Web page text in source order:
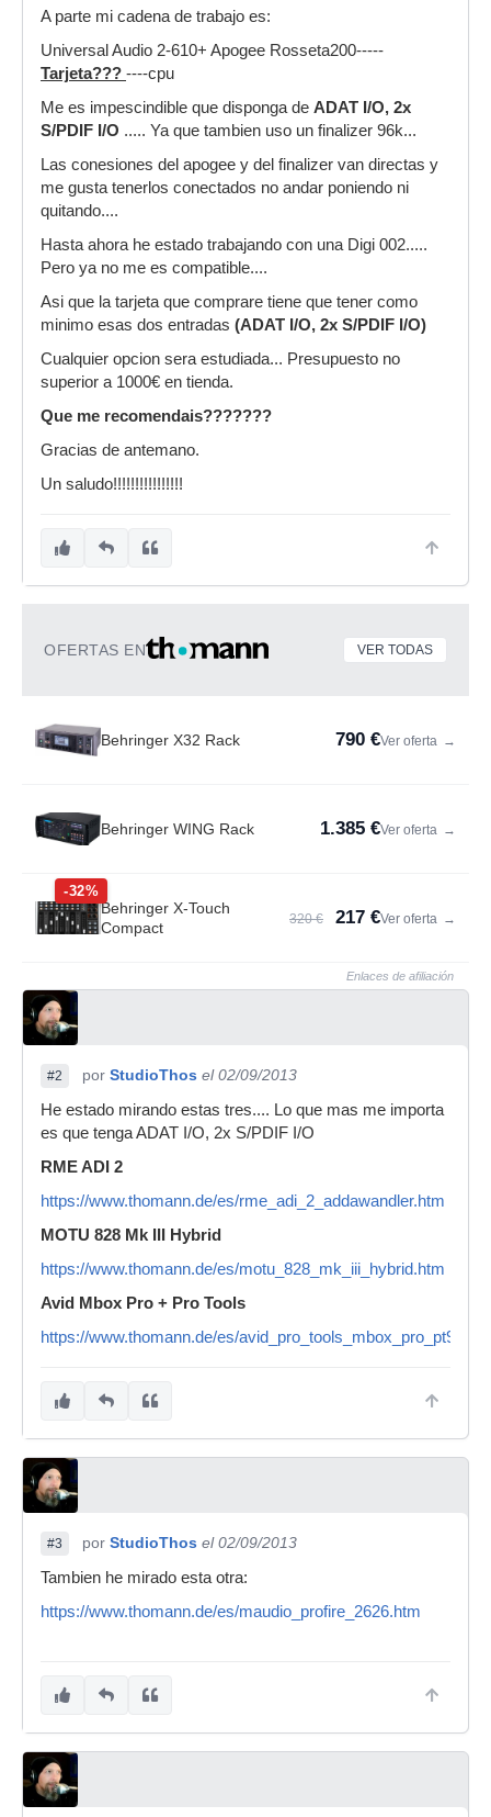
A parte mi cadena de trabajo es:
Universal Audio 2-610+ Apogee Rosseta200-----
Tarjeta??? ----cpu
Me es impescindible que disponga de ADAT I/O, 2x
S/PDIF I/O ..... Ya que tambien uso un finalizer 96k...
Las conesiones del apogee y del finalizer van directas y
me gusta tenerlos conectados no andar poniendo ni
quitando....
Hasta ahora he estado trabajando con una Digi 002.....
Pero ya no me es compatible....
Asi que la tarjeta que comprare tiene que tener como
minimo esas dos entradas (ADAT I/O, 2x S/PDIF I/O)
Cualquier opcion sera estudiada... Presupuesto no
superior a 1000€ en tienda.
Que me recomendais???????
Gracias de antemano.
Un saludo!!!!!!!!!!!!!!!!
OFERTAS EN VER TODAS
Behringer X32 Rack 790 €Ver oferta →
Behringer WING Rack 1.385 €Ver oferta →
-32%
Behringer X-Touch
Compact
320 € 217 €Ver oferta →
Enlaces de afiliación
#2 por StudioThos el 02/09/2013
He estado mirando estas tres.... Lo que mas me importa
es que tenga ADAT I/O, 2x S/PDIF I/O
RME ADI 2
https://www.thomann.de/es/rme_adi_2_addawandler.htm
MOTU 828 Mk III Hybrid
https://www.thomann.de/es/motu_828_mk_iii_hybrid.htm
Avid Mbox Pro + Pro Tools
https://www.thomann.de/es/avid_pro_tools_mbox_pro_pt9.htm
#3 por StudioThos el 02/09/2013
Tambien he mirado esta otra:
https://www.thomann.de/es/maudio_profire_2626.htm